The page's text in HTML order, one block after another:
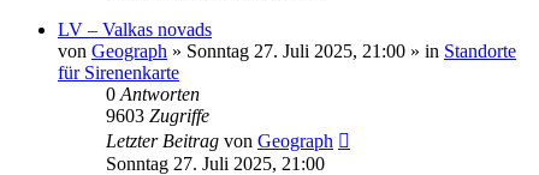
LV – Valkas novads
von Geograph » Sonntag 27. Juli 2025, 21:00 » in Standorte
für Sirenenkarte
0 Antworten
9603 Zugriffe
Letzter Beitrag von Geograph
Sonntag 27. Juli 2025, 21:00